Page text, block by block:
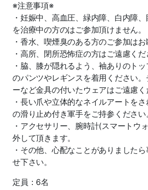
※注意事項※
・妊娠中、高血圧、緑内障、白内障
を治療中の方のはご参加頂けません。
・香水、喫煙臭のある方のご参加はお
・高所、閉所恐怖症の方はご遠慮くだ
・脇、膝が隠れるよう、袖ありのト
のパンツやレギンスを着用ください
ーなど金具の付いたウェアはご遠慮く
・長い爪や立体的なネイルアートを
の滑り止め付き軍手をご持参ください
・アクセサリー、腕時計(スマートウ
外して頂きます。
・その他、心配なことがありました
せ下さい。
定員：6名